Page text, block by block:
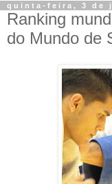
quinta-feira, 3 de
Ranking
do Mundo de